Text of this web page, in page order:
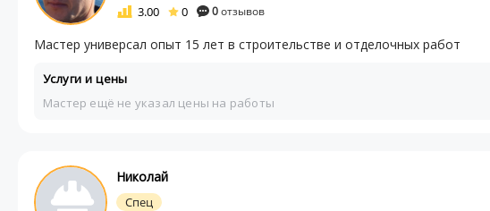
3.00
0 0отзывов
Мастер универсал опыт 15 лет в строительстве и отделочных работ
Услуги и цены
Мастер ещё не указал цены на работы
Николай
Спец